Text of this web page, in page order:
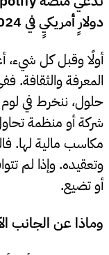
دولارٍ أمريكيٍ في 2024. فما الذي يحدث؟
أولًا وقبل كل شيء،
المعرفة والثقافة.
حلول، ننخرط في لوم
شركة أو منظمة
مكاسب مالية لها.
وتعقيده. وإذا لم
أو تضيع.
وماذا عن الجانب